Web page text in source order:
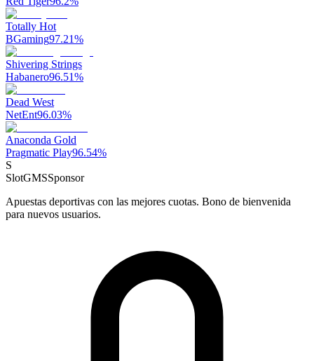
Totally Hot
BGaming97.21%
Shivering Strings
Habanero96.51%
Dead West
NetEnt96.03%
Anaconda Gold
Pragmatic Play96.54%
S
SlotGMSSponsor
Apuestas deportivas con las mejores cuotas. Bono de bienvenida
para nuevos usuarios.